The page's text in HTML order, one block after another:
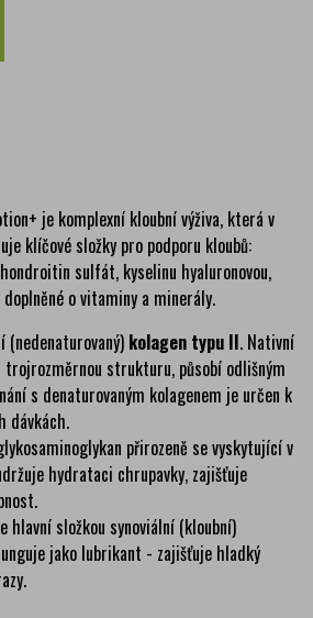
je komplexní kloubní výživa, která v
klíčové složky pro podporu kloubů:
sulfát, kyselinu hyaluronovou,
o vitaminy a minerály.
(nedenaturovaný) kolagen typu II. Nativní
trojrozměrnou strukturu, působí odlišným
s denaturovaným kolagenem je určen k
dávkách.
přirozeně se vyskytující v
hydrataci chrupavky, zajišťuje
hlavní složkou synoviální (kloubní)
jako lubrikant - zajišťuje hladký